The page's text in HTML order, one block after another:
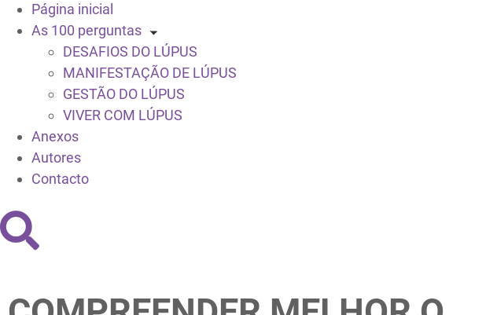
Página inicial
As 100 perguntas
DESAFIOS DO LÚPUS
MANIFESTAÇÃO DE LÚPUS
GESTÃO DO LÚPUS
VIVER COM LÚPUS
Anexos
Autores
Contacto